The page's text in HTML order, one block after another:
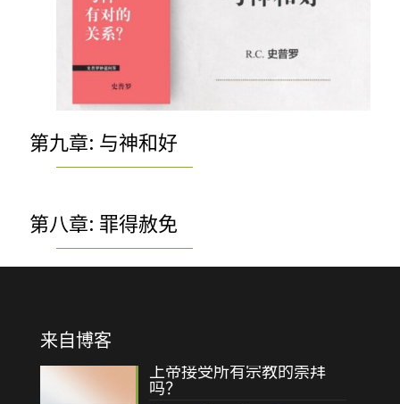
第九章: 与神和好
第八章: 罪得赦免
来自博客
上帝接受所有宗教的崇拜
吗？